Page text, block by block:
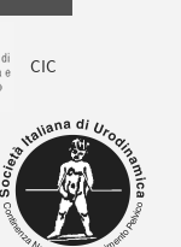
CIC